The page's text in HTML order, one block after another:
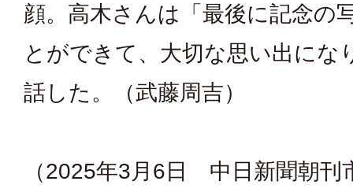
顔。高木さんは「最後に記念の
とができて、大切な思い出にな
話した。（武藤周吉）
（2025年3月6日 中日新聞朝刊